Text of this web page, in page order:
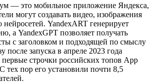
— это мобильное приложение Яндекса,
могут создавать видео, изображения
YandexART генерирует
а YandexGPT позволяет получать
с заголовком и подходящей по смыслу
после запуска в апреле 2023 года
строчки российских топов App
тех пор его установили почти 8,5